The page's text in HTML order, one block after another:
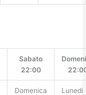
Sabato
22:00
Domenica
Lunedi